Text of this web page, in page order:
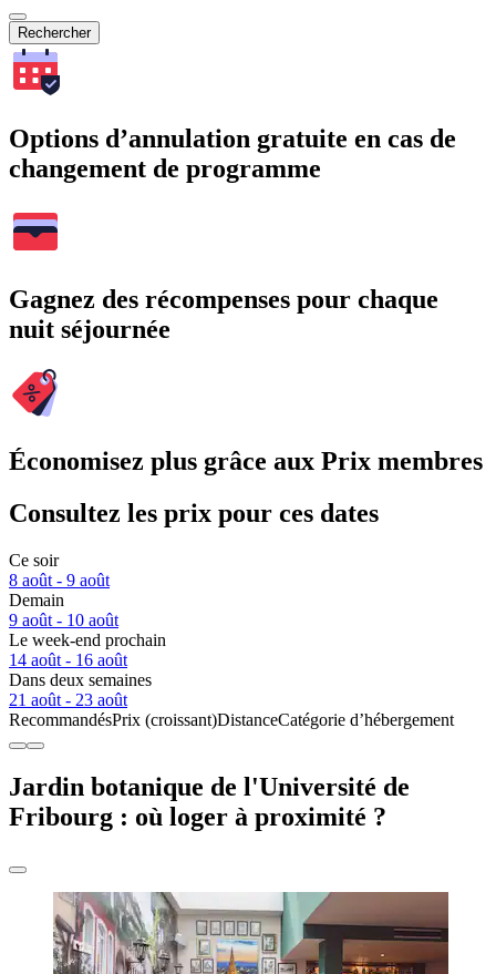
Rechercher
Options d’annulation gratuite en cas de
changement de programme
Gagnez des récompenses pour chaque
nuit séjournée
Économisez plus grâce aux Prix membres
Consultez les prix pour ces dates
Ce soir
8 août - 9 août
Demain
9 août - 10 août
Le week-end prochain
14 août - 16 août
Dans deux semaines
21 août - 23 août
RecommandésPrix (croissant)DistanceCatégorie d’hébergement
Jardin botanique de l'Université de
Fribourg : où loger à proximité ?